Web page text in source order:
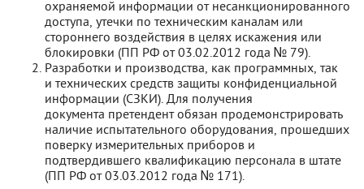
охраняемой информации от несанкционированного
доступа, утечки по техническим каналам или
стороннего воздействия в целях искажения или
блокировки (ПП РФ от 03.02.2012 года № 79).
Разработки и производства, как программных, так
и технических средств защиты конфиденциальной
информации (СЗКИ). Для получения
документа претендент обязан продемонстрировать
наличие испытательного оборудования, прошедших
поверку измерительных приборов и
подтвердившего квалификацию персонала в штате
(ПП РФ от 03.03.2012 года № 171).